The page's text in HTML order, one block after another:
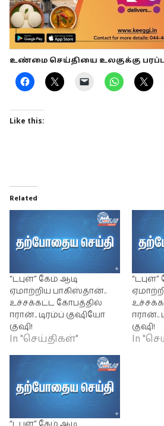
உண்மை செய்தியை உலகுக்கு
Like this:
Related
“டபுள்” கேம் ஆடி
ஏமாற்றிய பாகிஸ்தான்..
உச்சக்கட்ட கோபத்தில்
ஈரான்.. டிரம்ப் குஷியோ
குஷி!
In "செய்திகள்"
ஈரான்..
குஷி!
In